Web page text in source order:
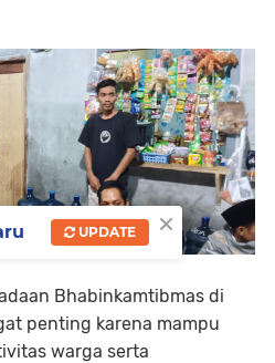
Bhabinkamtibmas di
penting karena mampu
warga serta
×
UPDATE